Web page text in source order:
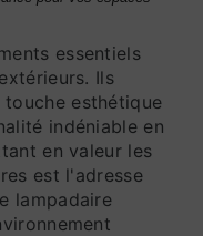
essentiels
Ils
esthétique
indéniable en
en valeur les
est l'adresse
lampadaire